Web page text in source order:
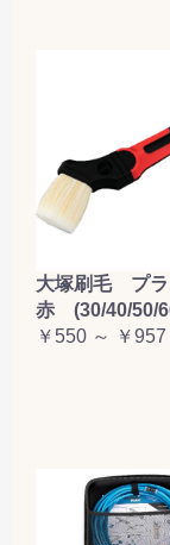
大塚刷毛 プ
赤 (30/40/50/
￥550 ～ ￥957